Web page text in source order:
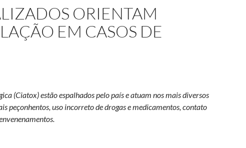
ORIENTAM
EM CASOS DE
(Ciatox) estão espalhados pelo país e atuam nos mais diversos
peçonhentos, uso incorreto de drogas e medicamentos, contato
especializados orientam hospitais e população em casos de